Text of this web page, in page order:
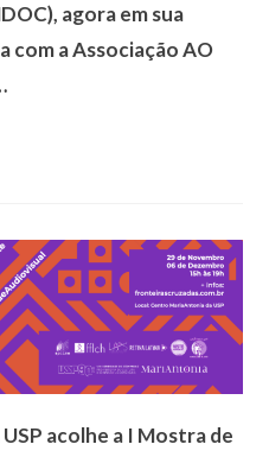
agora em sua
com a Associação AO
acolhe a I Mostra de